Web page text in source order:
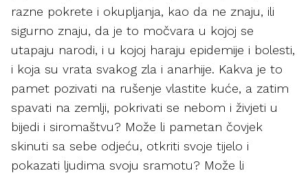
razne pokrete i okupljanja, kao da ne znaju, ili
sigurno znaju, da je to močvara u kojoj se
utapaju narodi, i u kojoj haraju epidemije i bolesti,
i koja su vrata svakog zla i anarhije. Kakva je to
pamet pozivati na rušenje vlastite kuće, a zatim
spavati na zemlji, pokrivati se nebom i živjeti u
bijedi i siromaštvu? Može li pametan čovjek
skinuti sa sebe odjeću, otkriti svoje tijelo i
pokazati ljudima svoju sramotu? Može li